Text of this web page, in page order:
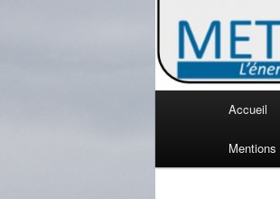
Aller
Aller
Accueil
Mentions